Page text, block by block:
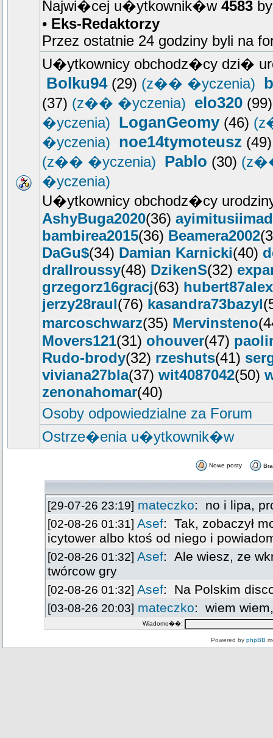
Najwi�cej u�ytkownik�w 4583
• Eks-Redaktorzy
Przez ostatnie 24 godziny byli na
U�ytkownicy obchodz�cy dzi�
Bolku94(29) (z�� �yczenia)
(37) (z�� �yczenia) elo320
�yczenia) LoganGeomy(46)
�yczenia) noe14tymoteusz
(z�� �yczenia) Pablo (30)
�yczenia)
U�ytkownicy obchodz�cy
AshyBuga2020(36) ayimitusiimad
bambirea2015(36) Beamera2002
DaGu$(34) Damian Karnicki(40)
drallroussy(48) DzikenS(32)
grzegorz16gracj(63) hubert87alex
jerzy28raul(76) kasandra73bazyl
marcoschwarz(35) Mervinsteno
Movers121(31) ohouver(47)
Rudo-brody(32) rzeshuts(41)
viviana27bla(37) wit4087042(50)
zenonahomar(40)
Osoby odpowiedzialne za Forum
Ostrze�enia u�ytkownik�w
Nowe posty
Wiadomo��:
Powered by phpBB